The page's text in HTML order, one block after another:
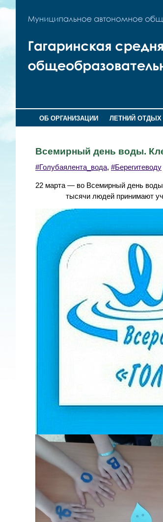
ОБ ОРГАНИЗАЦИИ ЛЕТНИЙ ОТДЫХ
Всемирный день воды.
#Голубаялента_вода, #Берегитеводу
22 марта — во Всемирный день
тысячи людей принимают